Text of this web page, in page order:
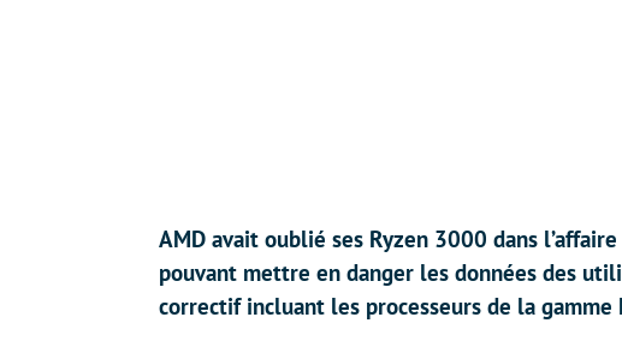
AMD avait oublié ses Ryzen 3000 dans
pouvant mettre en danger les données des
correctif incluant les processeurs de la gamme